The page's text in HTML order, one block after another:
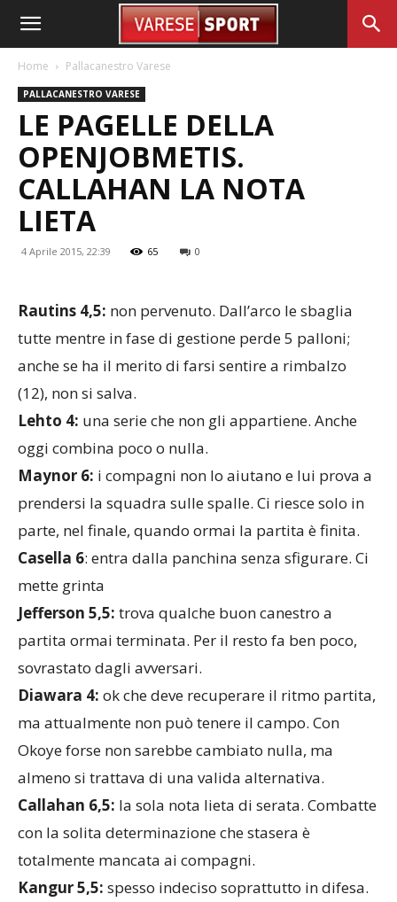
Home Pallacanestro Varese
PALLACANESTRO VARESE
LE PAGELLE DELLA
OPENJOBMETIS.
CALLAHAN LA NOTA
LIETA
4 Aprile 2015, 22:39 65 0
Rautins 4,5: non pervenuto. Dall’arco le sbaglia
tutte mentre in fase di gestione perde 5 palloni;
anche se ha il merito di farsi sentire a rimbalzo
(12), non si salva.
Lehto 4: una serie che non gli appartiene. Anche
oggi combina poco o nulla.
Maynor 6: i compagni non lo aiutano e lui prova a
prendersi la squadra sulle spalle. Ci riesce solo in
parte, nel finale, quando ormai la partita è finita.
Casella 6: entra dalla panchina senza sfigurare. Ci
mette grinta
Jefferson 5,5: trova qualche buon canestro a
partita ormai terminata. Per il resto fa ben poco,
sovrastato dagli avversari.
Diawara 4: ok che deve recuperare il ritmo partita,
ma attualmente non può tenere il campo. Con
Okoye forse non sarebbe cambiato nulla, ma
almeno si trattava di una valida alternativa.
Callahan 6,5: la sola nota lieta di serata. Combatte
con la solita determinazione che stasera è
totalmente mancata ai compagni.
Kangur 5,5: spesso indeciso soprattutto in difesa.